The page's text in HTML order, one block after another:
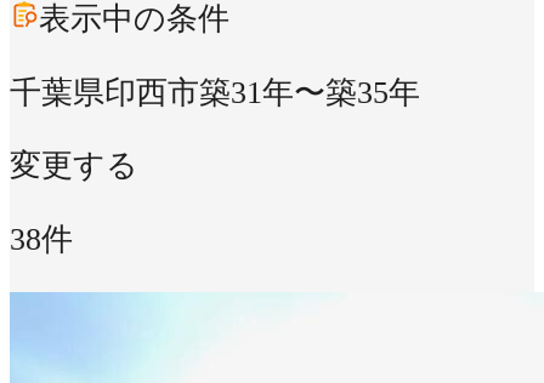
表示中の条件
千葉県印西市築31年〜築35年
変更する
38件